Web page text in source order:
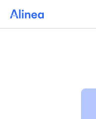
hovedindhold